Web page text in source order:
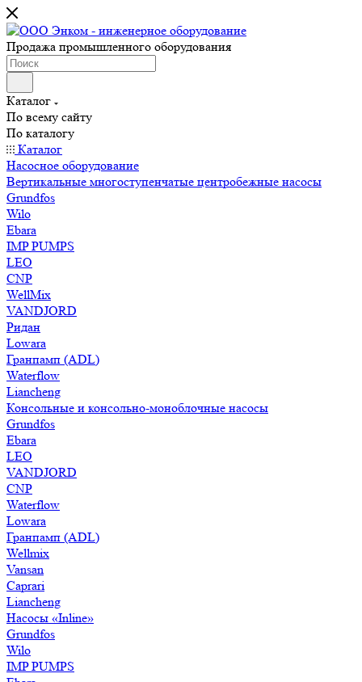
Продажа промышленного оборудования
Каталог
По всему сайту
По каталогу
Каталог
Насосное оборудование
Вертикальные многоступенчатые центробежные насосы
Grundfos
Wilo
Ebara
IMP PUMPS
LEO
CNP
WellMix
VANDJORD
Ридан
Lowara
Гранпамп (ADL)
Waterflow
Liancheng
Консольные и консольно-моноблочные насосы
Grundfos
Ebara
LEO
VANDJORD
CNP
Waterflow
Lowara
Гранпамп (ADL)
Wellmix
Vansan
Caprari
Liancheng
Насосы «Inline»
Grundfos
Wilo
IMP PUMPS